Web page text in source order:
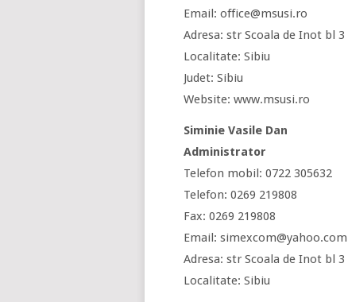
Email: office@msusi.ro
Adresa: str Scoala de Inot bl 3
Localitate: Sibiu
Judet: Sibiu
Website: www.msusi.ro
Siminie Vasile Dan
Administrator
Telefon mobil: 0722 305632
Telefon: 0269 219808
Fax: 0269 219808
Email: simexcom@yahoo.com
Adresa: str Scoala de Inot bl 3
Localitate: Sibiu